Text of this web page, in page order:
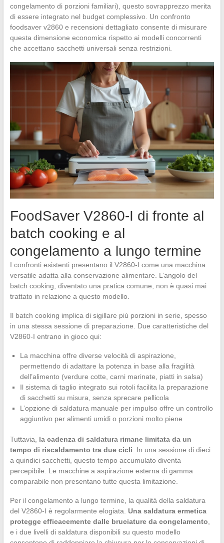
congelamento di porzioni familiari), questo sovrapprezzo merita
di essere integrato nel budget complessivo. Un confronto
foodsaver v2860 e recensioni dettagliato consente di misurare
questa dimensione economica rispetto ai modelli concorrenti
che accettano sacchetti universali senza restrizioni.
FoodSaver V2860-I di fronte al
batch cooking e al
congelamento a lungo termine
I confronti esistenti presentano il V2860-I come una macchina
versatile adatta alla conservazione alimentare. L’angolo del
batch cooking, diventato una pratica comune, non è quasi mai
trattato in relazione a questo modello.
Il batch cooking implica di sigillare più porzioni in serie, spesso
in una stessa sessione di preparazione. Due caratteristiche del
V2860-I entrano in gioco qui:
La macchina offre diverse velocità di aspirazione,
permettendo di adattare la potenza in base alla fragilità
dell’alimento (verdure cotte, carni marinate, piatti in salsa)
Il sistema di taglio integrato sui rotoli facilita la preparazione
di sacchetti su misura, senza sprecare pellicola
L’opzione di saldatura manuale per impulso offre un controllo
aggiuntivo per alimenti umidi o porzioni molto piene
Tuttavia, la cadenza di saldatura rimane limitata da un
tempo di riscaldamento tra due cicli . In una sessione di dieci
a quindici sacchetti, questo tempo accumulato diventa
percepibile. Le macchine a aspirazione esterna di gamma
comparabile non presentano tutte questa limitazione.
Per il congelamento a lungo termine, la qualità della saldatura
del V2860-I è regolarmente elogiata. Una saldatura ermetica
protegge efficacemente dalle bruciature da congelamento
e i due livelli di saldatura disponibili su questo modello